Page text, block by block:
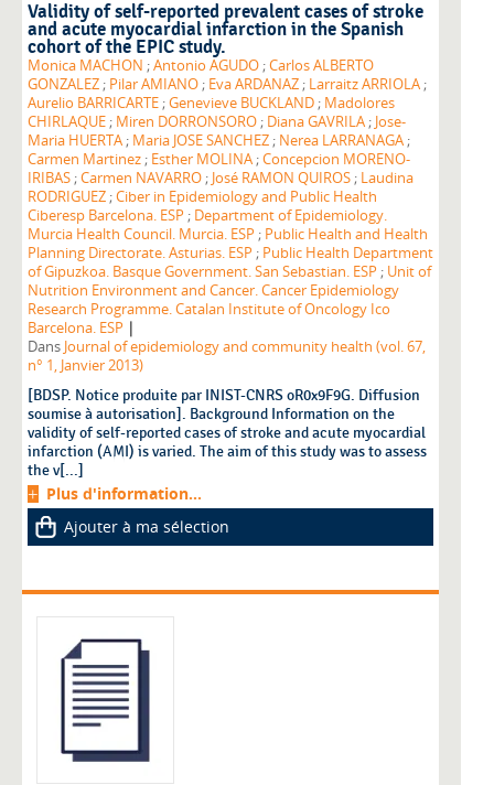
Validity of self-reported prevalent cases of stroke
and acute myocardial infarction in the Spanish
cohort of the EPIC study.
Monica MACHON ;Antonio AGUDO ;Carlos ALBERTO
GONZALEZ ; Pilar AMIANO ; Eva ARDANAZ ; Larraitz ARRIOLA ;
Aurelio BARRICARTE ;Genevieve BUCKLAND ; Madolores
CHIRLAQUE ; Miren DORRONSORO ; Diana GAVRILA ; Jose-
Maria HUERTA ; Maria JOSE SANCHEZ ; Nerea LARRANAGA ;
Carmen Martinez ; Esther MOLINA ;Concepcion MORENO-
IRIBAS ;Carmen NAVARRO ; José RAMON QUIROS ; Laudina
RODRIGUEZ ;Ciber in Epidemiology and Public Health
Ciberesp Barcelona. ESP ; Department of Epidemiology.
Murcia Health Council. Murcia. ESP ; Public Health and Health
Planning Directorate. Asturias. ESP ; Public Health Department
of Gipuzkoa. Basque Government. San Sebastian. ESP ; Unit of
Nutrition Environment and Cancer. Cancer Epidemiology
Research Programme. Catalan Institute of Oncology Ico
Barcelona. ESP |
Dans Journal of epidemiology and community health (vol. 67,
n° 1, Janvier 2013)
[BDSP. Notice produite par INIST-CNRS oR0x9F9G. Diffusion
soumise à autorisation]. Background Information on the
validity of self-reported cases of stroke and acute myocardial
infarction (AMI) is varied. The aim of this study was to assess
the v[...]
Plus d'information...
Ajouter à ma sélection